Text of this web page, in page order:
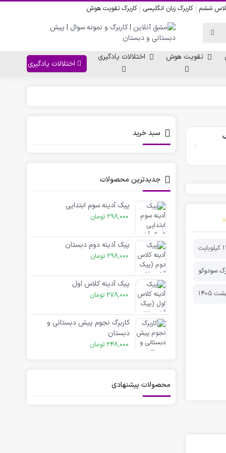
ششم کاربرگ زبان انگلیسی کاربرگ تقویت هوش
کاربرگ نقاشی نشانه ها
کاربرگ مناسبت ها
تقویت هوش اختلالات یادگیری
اختلالات یادگیری
سودوکو
سبد خرید
جدیدترین محصولات
پیک آدینه سوم ابتدایی
298,000 تومان
پیک آدینه دوم دبستان
298,000 تومان
پیک آدینه کلاس اول
278,000 تومان
کاربرگ نجوم پیش دبستانی و
دبستان
248,000 تومان
محصولات پیشنهادی